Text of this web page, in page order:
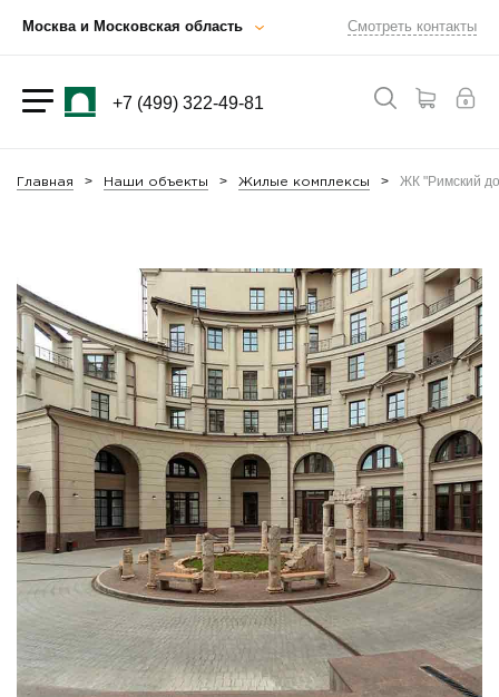
Москва и Московская область Смотреть контакты
+7 (499) 322-49-81
Главная Наши объекты Жилые комплексы ЖК "Римский